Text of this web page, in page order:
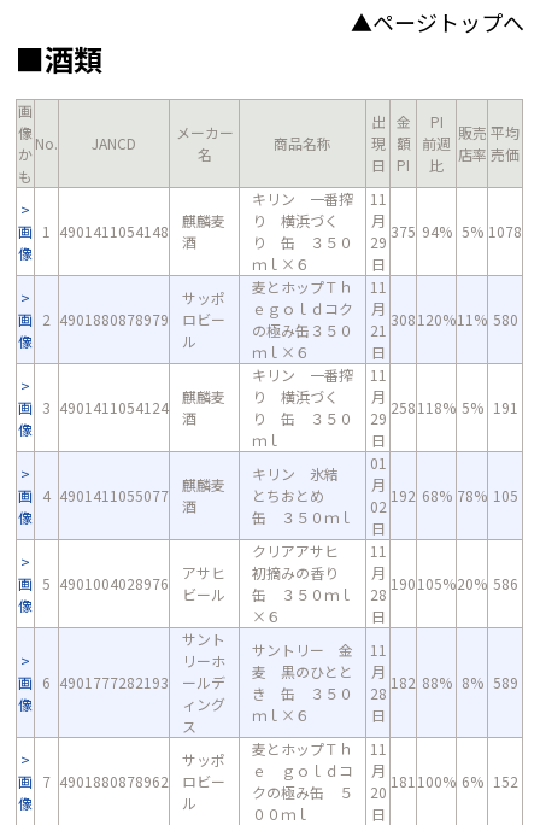
▲ページトップへ
■酒類
画
像
か
も
No. JANCD
メーカー
名
商品名称
出
現
日
金
額
PI
PI
前週
比
販売
店率
平均
売価
画
像
1 4901411054148
麒麟麦
酒
キリン 一番搾
り 横浜づく
り 缶 ３５０
ｍｌ×６
11
月
29
日
375 94% 5% 1078
画
像
2 4901880878979
サッポ
ロビー
ル
麦とホップＴｈ
ｅｇｏｌｄコク
の極み缶３５０
ｍｌ×６
11
月
21
日
308120%11% 580
画
像
3 4901411054124
麒麟麦
酒
キリン 一番搾
り 横浜づく
り 缶 ３５０
ｍｌ
11
月
29
日
258118% 5% 191
画
像
4 4901411055077
麒麟麦
酒
キリン 氷結
とちおとめ
缶 ３５０ｍｌ
01
月
02
日
192 68% 78% 105
画
像
5 4901004028976
アサヒ
ビール
クリアアサヒ
初摘みの香り
缶 ３５０ｍｌ
×６
11
月
28
日
190105%20% 586
画
像
6 4901777282193
サント
リーホ
ールデ
ィング
ス
サントリー 金
麦 黒のひとと
き 缶 ３５０
ｍｌ×６
11
月
28
日
182 88% 8% 589
画
像
7 4901880878962
サッポ
ロビー
ル
麦とホップＴｈ
ｅ ｇｏｌｄコ
クの極み缶 ５
００ｍｌ
11
月
20
日
181 100% 6% 152